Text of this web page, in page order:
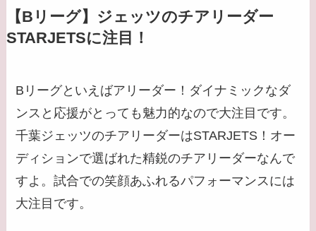
【Bリーグ】ジェッツのチアリーダー
STARJETSに注目！
Bリーグといえばアリーダー！ダイナミックなダ
ンスと応援がとっても魅力的なので大注目です。
千葉ジェッツのチアリーダーはSTARJETS！オー
ディションで選ばれた精鋭のチアリーダーなんで
すよ。試合での笑顔あふれるパフォーマンスには
大注目です。